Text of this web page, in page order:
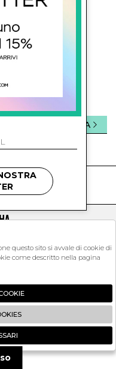
sulla privacy.
INVIA
kids
by
questo sito si avvale di cookie di
come descritto nella pagina